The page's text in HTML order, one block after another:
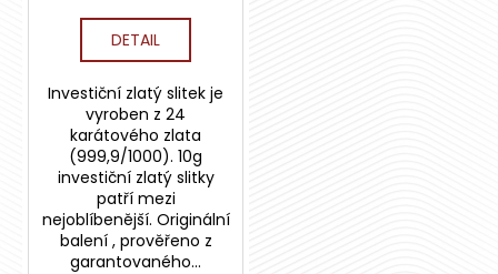
DETAIL
Investiční zlatý slitek je
vyroben z 24
karátového zlata
(999,9/1000). 10g
investiční zlatý slitky
patří mezi
nejoblíbenější. Originální
balení , prověřeno z
garantovaného...